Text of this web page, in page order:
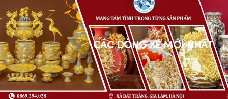
CÁC DÒNG XE MỚI NHẤT